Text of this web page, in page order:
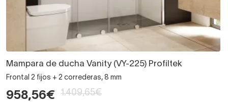
Mampara de ducha Vanity (VY-225) Profiltek
Frontal 2 fijos + 2 correderas, 8 mm
958,56€ 1.409,65€